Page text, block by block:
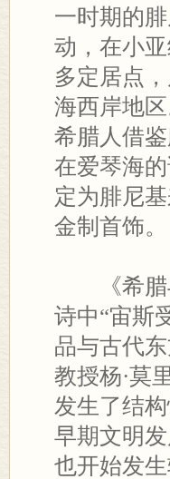
一时期的
动，在小
多定居点
海西岸地
希腊人借
在爱琴海
定为腓尼
金制首饰。
《希
诗中“宙斯
品与古代
教授杨·莫
发生了结
早期文明
也开始发